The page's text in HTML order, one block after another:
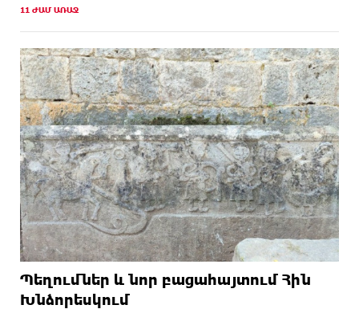
11 ԺԱՄ ԱՌԱՋ
Պեղումներ և նոր բացահայտում Հին
Խնձորեսկում